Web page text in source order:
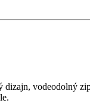
vodeodolný